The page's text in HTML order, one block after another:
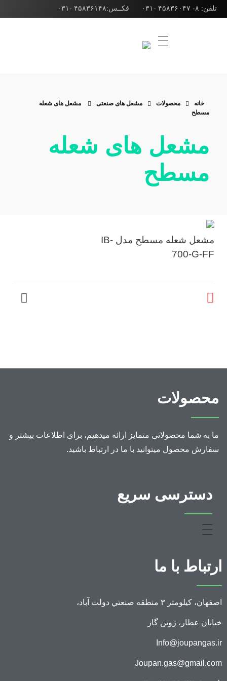
تلفن: ۸- ۴۵۸۳۶۰۴۷ -۰۳۱ فکــس:۴۵۸۳۶۱۴۸ -۰۳۱
خانه محصولات مشعل های صنعتی
مشعل های شعله
مسطح
مشعل های شعله
مسطح
مشعل شعله مسطح مدل IB-
700-G-FF
محصولات
ما به شما محصولاتی متمایز ارائه میدهیم، برای اطلاعات بیشتر و
سفارش محصول میتوانید با ما در ارتباط باشید.
دسترسی سریع
ارتباط با ما
اصفهان، کيلومتر ۳ منطقه صنعتي دولت آباد،
خیابان عطار، ژوپن گاز
Info@joupangas.ir
Joupan.gas@gmail.com